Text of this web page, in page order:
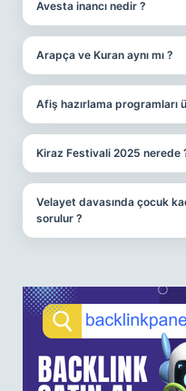
Avesta inancı nedir ?
Arapça ve Kuran aynı mı ?
Afiş hazırlama programları
Kiraz Festivali 2025 nerede
Velayet davasında çocuk
sorulur ?